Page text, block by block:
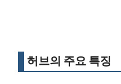
허브의 주요 특징